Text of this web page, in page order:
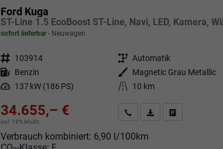
Ford Kuga
sofort lieferbar Neuwagen
Fahrzeugnr. 103914 Getriebe Automatik
Kraftstoff Benzin Außenfarbe
Magnetic Grau Metallic
Leistung 137 kW (186 PS) Kilometerstand 10 km
34.655,– €
incl. 19% MwSt.
Angebot anfordern
Fahrzeugexpose (PDF)
Verbrauch kombiniert: 6,90 l/100km